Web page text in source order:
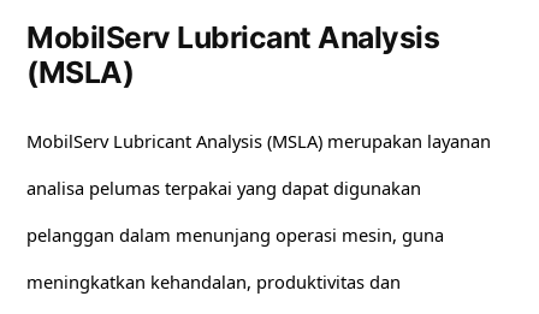
MobilServ Lubricant Analysis
(MSLA)
MobilServ Lubricant Analysis (MSLA) merupakan layanan
analisa pelumas terpakai yang dapat digunakan
pelanggan dalam menunjang operasi mesin, guna
meningkatkan kehandalan, produktivitas dan